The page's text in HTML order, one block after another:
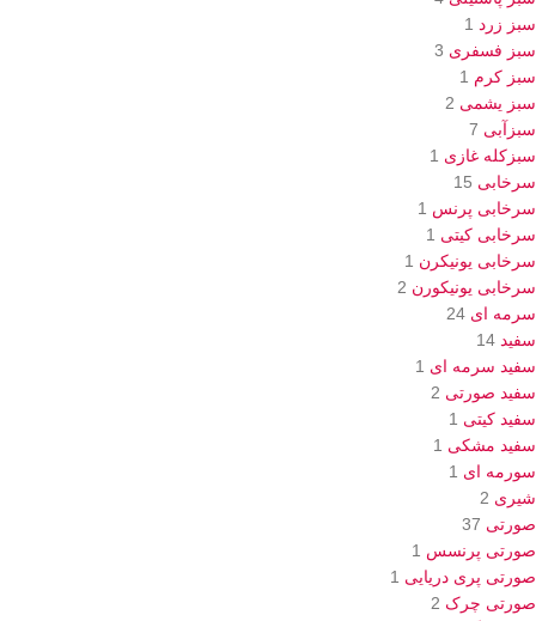
سبز زرد 1
سبز فسفری 3
سبز کرم 1
سبز یشمی 2
سبزآبی 7
سبزکله غازی 1
سرخابی 15
سرخابی پرنس 1
سرخابی کیتی 1
سرخابی یونیکرن 1
سرخابی یونیکورن 2
سرمه ای 24
سفید 14
سفید سرمه ای 1
سفید صورتی 2
سفید کیتی 1
سفید مشکی 1
سورمه ای 1
شیری 2
صورتی 37
صورتی پرنسس 1
صورتی پری دریایی 1
صورتی چرک 2